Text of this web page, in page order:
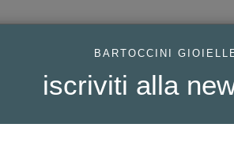
BARTOCCINI
iscriviti alla